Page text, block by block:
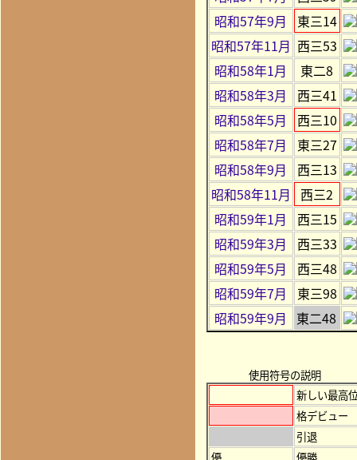
昭和57年9月
東三14
昭和57年11月 西三53
昭和58年1月
東二8
昭和58年3月
西三41
昭和58年5月
西三10
昭和58年7月
東三27
昭和58年9月
西三13
昭和58年11月
西三2
昭和59年1月
西三15
昭和59年3月
西三33
昭和59年5月
西三48
昭和59年7月
東三98
昭和59年9月
東二48
使用符号の説明
新しい最高
格デビュー
引退